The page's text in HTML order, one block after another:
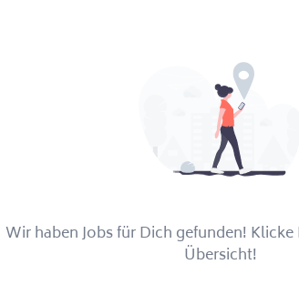
Wir haben Jobs für Dich gefunden!
Übersicht!